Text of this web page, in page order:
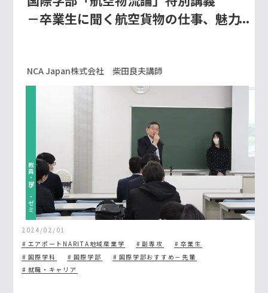
－卒業生に聞く航空貨物の仕事、魅力
NCA Japan株式会社 柴田良夫講師
教員・学び・ゼミ
2024/02/01
エアポートNARITA地域産業学
副専攻
卒業生
国際学科
国際学部
国際学部おすすめ－先輩
就職・キャリア